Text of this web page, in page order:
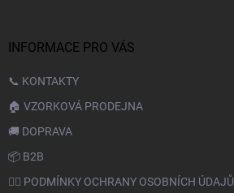
INFORMACE PRO VÁS
📞 KONTAKTY
🏠 VZORKOVÁ PRODEJNA
🚚 DOPRAVA
📦 B2B
🙆‍♂️ PODMÍNKY OCHRANY OSOBNÍCH ÚDAJŮ